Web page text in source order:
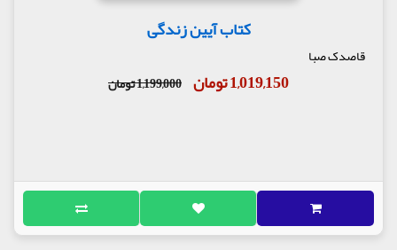
کتاب آیین زندگی
قاصدک صبا
1,019,150 تومان 1,199,000 تومان